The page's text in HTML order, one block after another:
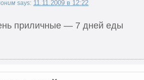
says: 11.11.2009 в 12:22
приличные — 7 дней еды